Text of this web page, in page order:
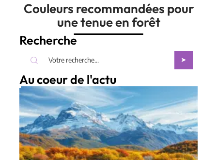
Couleurs recommandées pour
une tenue en forêt
Recherche
Au coeur de l'actu